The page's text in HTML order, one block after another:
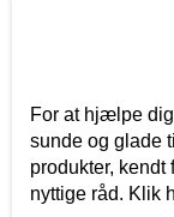
For at hjælpe
sunde og glade
produkter, kendt
nyttige råd. Klik